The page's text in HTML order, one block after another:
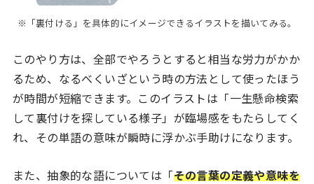
※「裏付ける」を具体的にイメージできるイラストを描いてみる。
このやり方は、全部でやろうとすると相当な労力がかか
るため、なるべくいざという時の方法として使ったほう
が時間が短縮できます。このイラストは「一生懸命検索
して裏付けを探している様子」が臨場感をもたらしてく
れ、その単語の意味が瞬時に浮かぶ手助けになります。
また、抽象的な語については「その言葉の定義や意味を